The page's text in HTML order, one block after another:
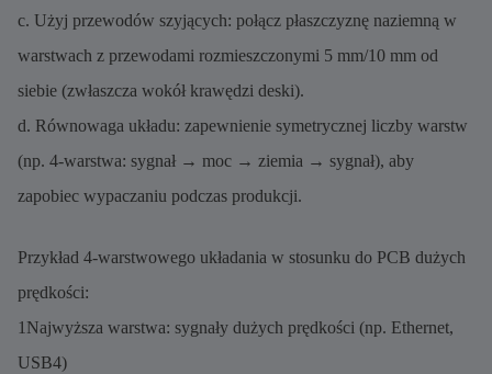
c. Użyj przewodów szyjących: połącz płaszczyznę naziemną w
warstwach z przewodami rozmieszczonymi 5 mm/10 mm od
siebie (zwłaszcza wokół krawędzi deski).
d. Równowaga układu: zapewnienie symetrycznej liczby warstw
(np. 4-warstwa: sygnał → moc → ziemia → sygnał), aby
zapobiec wypaczaniu podczas produkcji.
Przykład 4-warstwowego układania w stosunku do PCB dużych
prędkości:
1Najwyższa warstwa: sygnały dużych prędkości (np. Ethernet,
USB4)